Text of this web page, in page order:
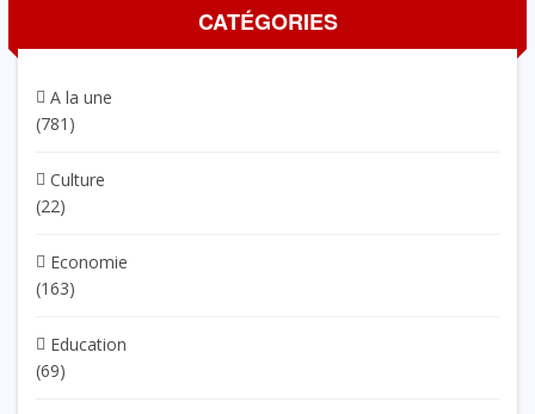
CATÉGORIES
A la une
(781)
Culture
(22)
Economie
(163)
Education
(69)